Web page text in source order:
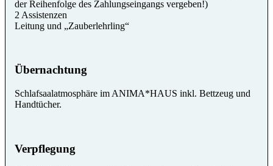
der Reihenfolge des Zahlungseingangs vergeben!)
2 Assistenzen
Leitung und „Zauberlehrling“
Übernachtung
Schlafsaalatmosphäre im ANIMA*HAUS inkl. Bettzeug und
Handtücher.
Verpflegung